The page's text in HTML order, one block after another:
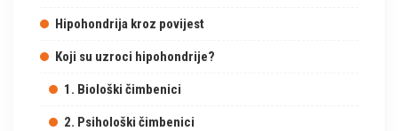
Hipohondrija kroz povijest
Koji su uzroci hipohondrije?
1. Biološki čimbenici
2. Psihološki čimbenici